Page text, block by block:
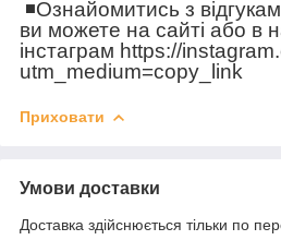
◾️Ознайомитись з
ви можете на сайті або в
інстаграм https://
utm_medium=copy_link
Приховати
Умови доставки
Доставка здійснюється тільки по